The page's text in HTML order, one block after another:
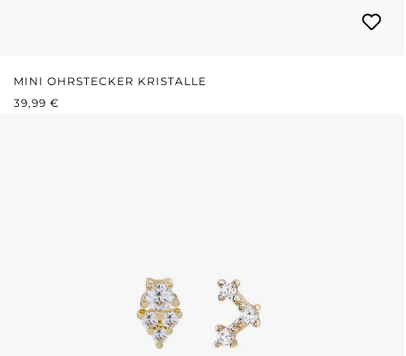
MINI OHRSTECKER KRISTALLE
REGULÄRER PREIS:
39,99 €